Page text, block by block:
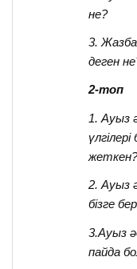
не?
3.
деген
2-топ
1. Ауыз
үлгілері
2. Ауыз
бізге
3.Ауыз
пайда